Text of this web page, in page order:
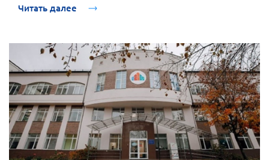
Читать далее